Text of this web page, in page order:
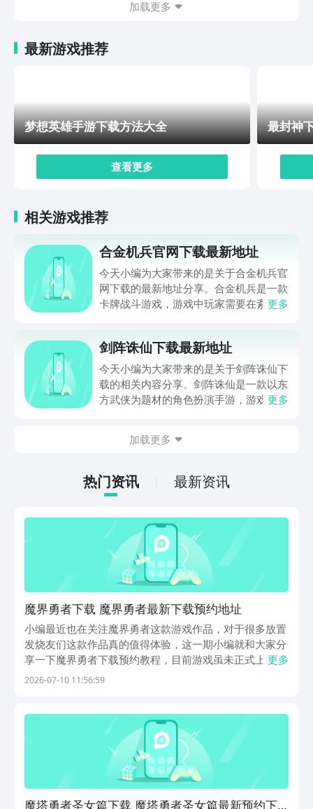
都知道该怎么预约这款游戏，并对这款游戏也有了一定的
加载更多
最新游戏推荐
梦想英雄手游下载方法大全
查看更多
最封神
相关游戏推荐
合金机兵官网下载最新地址
今天小编为大家带来的是关于合金机兵官
网下载的最新地址分享。合金机兵是一款
卡牌战斗游戏，游戏中玩家需要在紊乱的
很多有趣的卡牌供玩家选择对战，接下来
小编就为大家带来最新的合金机兵的官网
下载地址，希望能对大家带来帮助。
更多
剑阵诛仙下载最新地址
今天小编为大家带来的是关于剑阵诛仙下
载的相关内容分享。剑阵诛仙是一款以东
方武侠为题材的角色扮演手游，游戏中设
的剧情以古风剧情为主，非常符合游戏类
载的最新地址，希望能对大家带来帮助。
更多
加载更多
热门资讯 最新资讯
魔界勇者下载 魔界勇者最新下载预约地址
小编最近也在关注魔界勇者这款游戏作品，对于很多放置
发烧友们这款作品真的值得体验，这一期小编就和大家分
享一下魔界勇者下载预约教程，目前游戏虽未正式上线，
但已成功开通预约渠道，小编已经预约下载链接分享在了
更多
2026-07-10 11:56:59
魔塔勇者圣女篇下载 魔塔勇者圣女篇最新预约下